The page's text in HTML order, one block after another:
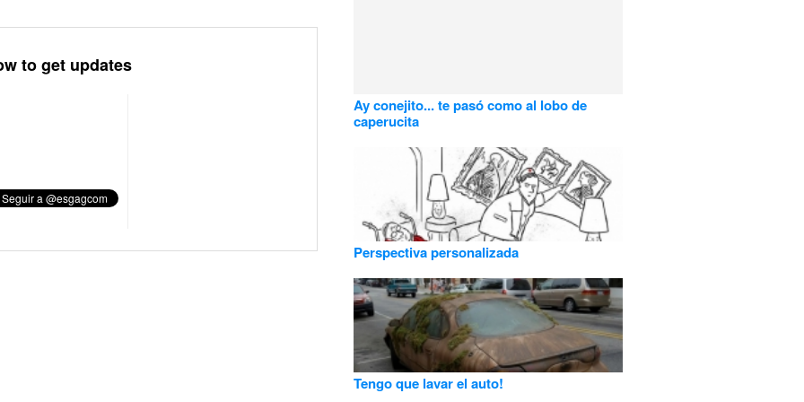
to get updates
Ay conejito... te pasó como al lobo de
caperucita
Perspectiva personalizada
Tengo que lavar el auto!